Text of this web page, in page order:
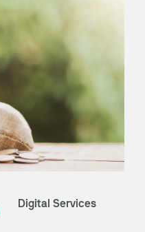
Digital Services